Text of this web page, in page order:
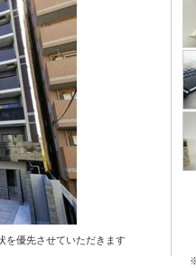
を優先させていただきます